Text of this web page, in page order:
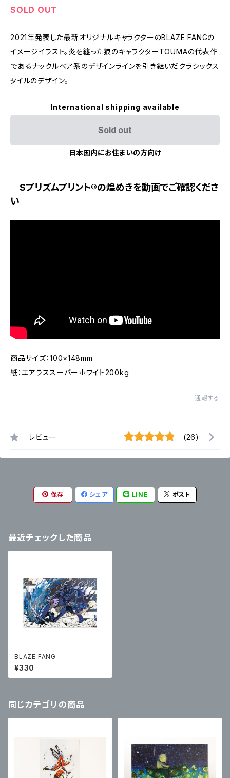
SOLD OUT
2021年発表した最新オリジナルキャラクターのBLAZE FANGの
イメージイラスト。炎を纏った狼のキャラクターTOUMAの代表作
であるナックルベア系のデザインラインを引き継いだクラシックス
タイルのデザイン。
International shipping available
Sold out
日本国内にお住まいの方向け
｜Sプリズムプリント®の煌めきを動画でご確認くださ
い
商品サイズ：100×148mm
紙：エアラススーパーホワイト200kg
通報する
レビュー (26)
保存 シェア LINE ポスト
最近チェックした商品
BLAZE FANG
¥330
同じカテゴリの商品